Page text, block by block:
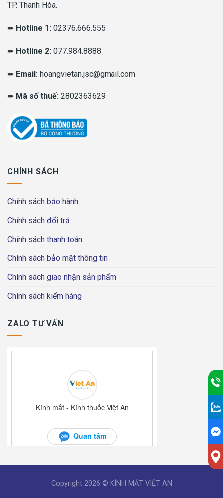
TP. Thanh Hóa.
➠ Hotline 1: 02376.666.555
➠ Hotline 2: 077.984.8888
➠ Email: hoangvietan.jsc@gmail.com
➠ Mã số thuế: 2802363629
CHÍNH SÁCH
Chính sách bảo hành
Chính sách đổi trả
Chính sách thanh toán
Chính sách bảo mật thông tin
Chính sách giao nhận sản phẩm
Chính sách kiểm hàng
ZALO TƯ VẤN
Copyright 2026 © KÍNH MẮT VIỆT AN